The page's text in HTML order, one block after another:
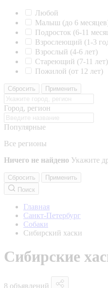
Любой
Малыш (до 6
Подросток (6-11
Взрослеющий (1-3
Взрослый (4-6 лет)
Стареющий (7-11 лет)
Пожилой (от 12 лет)
Сбросить Применить
Город, регион
Популярные
Все регионы
Ничего не найдено Укажите
Сбросить
Применить
Поиск
Главная
Санкт-Петербург
Собаки
Сибирский хаски
Сибирские
8 объявлений